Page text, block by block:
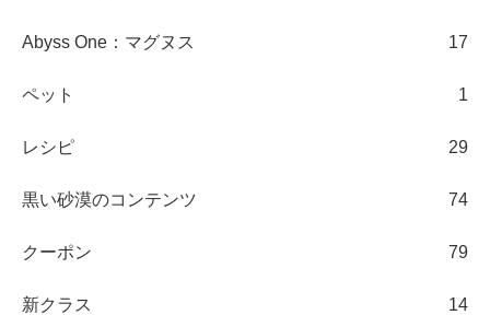
Abyss One：マグヌス 17
ペット 1
レシピ 29
黒い砂漠のコンテンツ 74
クーポン 79
新クラス 14